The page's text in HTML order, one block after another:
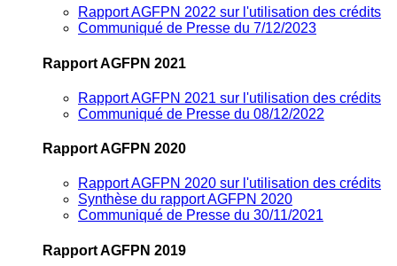
Rapport AGFPN 2022 sur l'utilisation des crédits
Communiqué de Presse du 7/12/2023
Rapport AGFPN 2021
Rapport AGFPN 2021 sur l'utilisation des crédits
Communiqué de Presse du 08/12/2022
Rapport AGFPN 2020
Rapport AGFPN 2020 sur l'utilisation des crédits
Synthèse du rapport AGFPN 2020
Communiqué de Presse du 30/11/2021
Rapport AGFPN 2019